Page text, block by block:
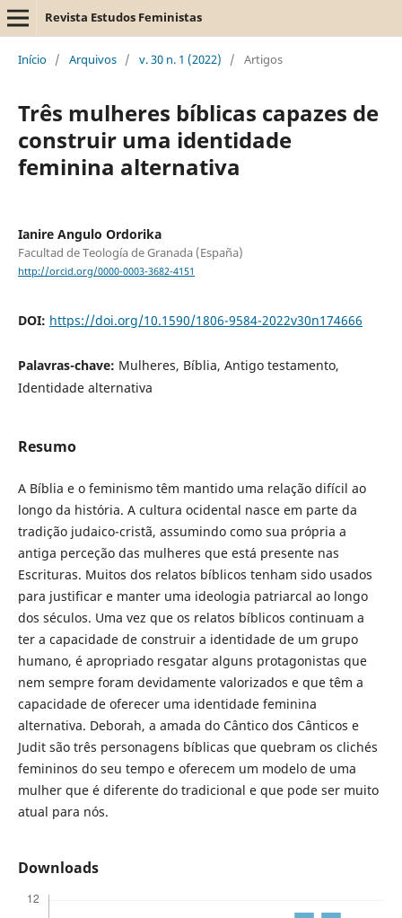
Revista Estudos Feministas
Início / Arquivos / v. 30 n. 1 (2022) / Artigos
Três mulheres bíblicas capazes de
construir uma identidade
feminina alternativa
Ianire Angulo Ordorika
Facultad de Teología de Granada (España)
http://orcid.org/0000-0003-3682-4151
DOI: https://doi.org/10.1590/1806-9584-2022v30n174666
Palavras-chave: Mulheres, Bíblia, Antigo testamento,
Identidade alternativa
Resumo
A Bíblia e o feminismo têm mantido uma relação difícil ao
longo da história. A cultura ocidental nasce em parte da
tradição judaico-cristã, assumindo como sua própria a
antiga perceção das mulheres que está presente nas
Escrituras. Muitos dos relatos bíblicos tenham sido usados
para justificar e manter uma ideologia patriarcal ao longo
dos séculos. Uma vez que os relatos bíblicos continuam a
ter a capacidade de construir a identidade de um grupo
humano, é apropriado resgatar alguns protagonistas que
nem sempre foram devidamente valorizados e que têm a
capacidade de oferecer uma identidade feminina
alternativa. Deborah, a amada do Cântico dos Cânticos e
Judit são três personagens bíblicas que quebram os clichés
femininos do seu tempo e oferecem um modelo de uma
mulher que é diferente do tradicional e que pode ser muito
atual para nós.
Downloads